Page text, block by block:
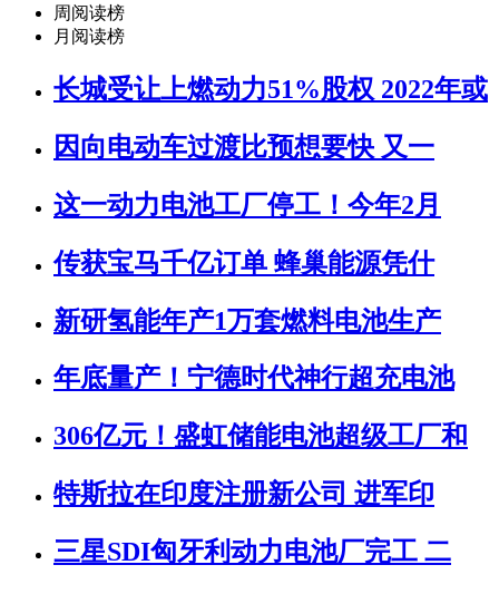
周阅读榜
月阅读榜
长城受让上燃动力51%股权 2022年或
因向电动车过渡比预想要快 又一
这一动力电池工厂停工！今年2月
传获宝马千亿订单 蜂巢能源凭什
新研氢能年产1万套燃料电池生产
年底量产！宁德时代神行超充电池
306亿元！盛虹储能电池超级工厂和
特斯拉在印度注册新公司 进军印
三星SDI匈牙利动力电池厂完工 二